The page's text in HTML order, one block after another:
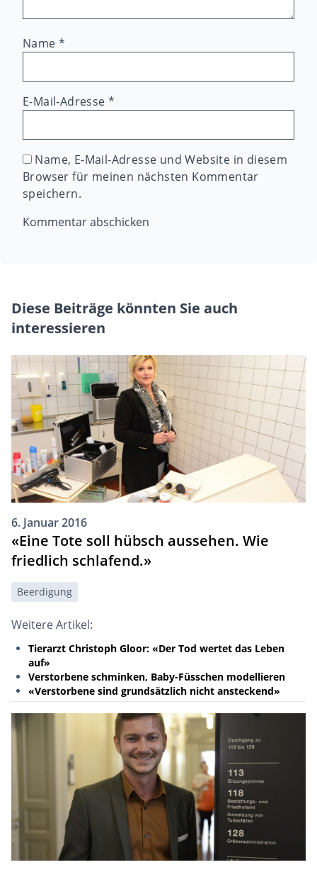
Name *
E-Mail-Adresse*
Name, E-Mail-Adresse und Website in diesem
Browser für meinen nächsten Kommentar
speichern.
Diese Beiträge könnten Sie auch
interessieren
6. Januar 2016
«Eine Tote soll hübsch aussehen. Wie
friedlich schlafend.»
Beerdigung
Weitere Artikel:
Tierarzt Christoph Gloor: «Der Tod wertet das Leben
auf»
Verstorbene schminken, Baby-Füsschen modellieren
«Verstorbene sind grundsätzlich nicht ansteckend»